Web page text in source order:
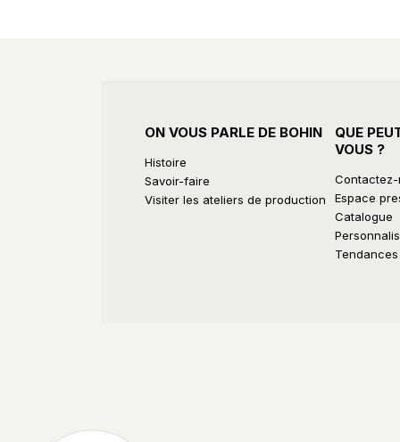
ON VOUS PARLE DE BOHIN
Histoire
Savoir-faire
Visiter les ateliers de production
QUE
VOUS ?
Espace
Catalogue
Tendances